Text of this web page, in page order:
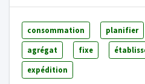
consommation planifier
agrégat fixe
expédition